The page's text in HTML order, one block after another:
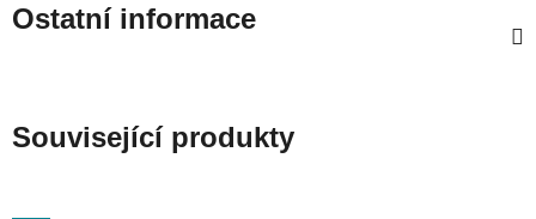
Ostatní informace
Související produkty